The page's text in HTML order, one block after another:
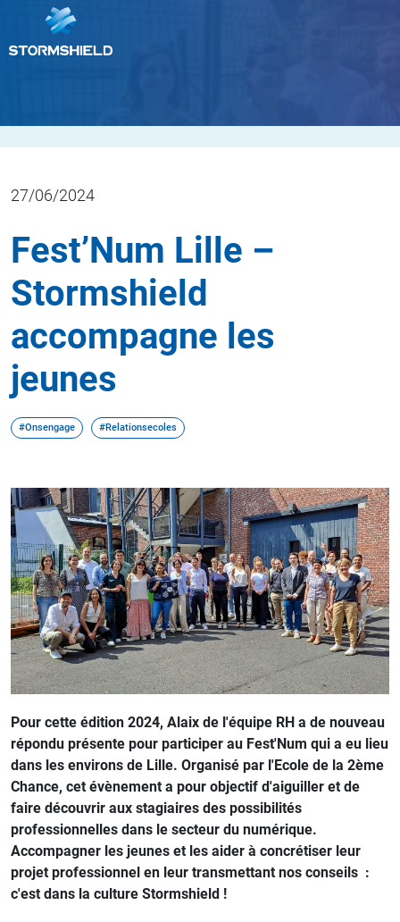
27/06/2024
Fest’Num Lille –
Stormshield
accompagne les
jeunes
#Onsengage #Relationsecoles
Pour cette édition 2024, Alaix de l'équipe RH a de nouveau
répondu présente pour participer au Fest'Num qui a eu lieu
dans les environs de Lille. Organisé par l'Ecole de la 2ème
Chance, cet évènement a pour objectif d'aiguiller et de
faire découvrir aux stagiaires des possibilités
professionnelles dans le secteur du numérique.
Accompagner les jeunes et les aider à concrétiser leur
projet professionnel en leur transmettant nos conseils :
c'est dans la culture Stormshield !